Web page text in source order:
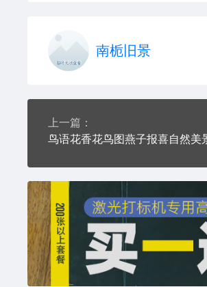
南栀旧景
上一篇：